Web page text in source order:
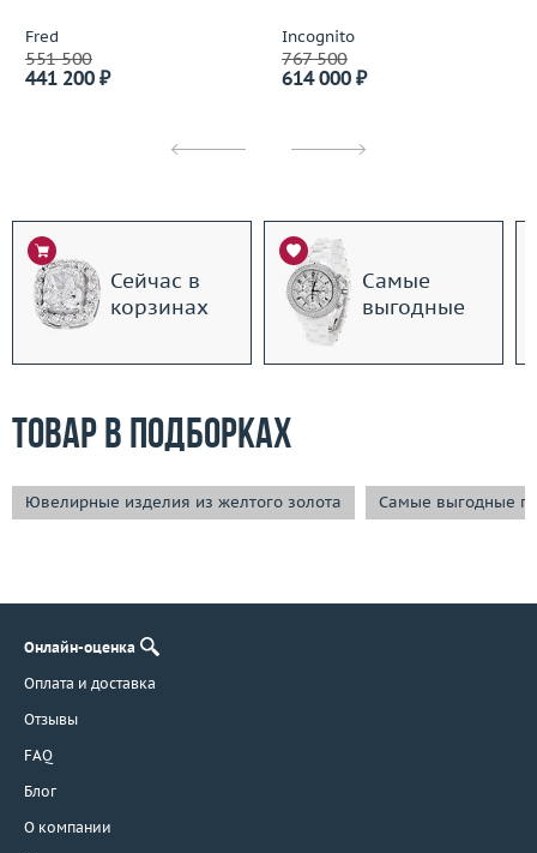
Fred
551 500
441 200 ₽
Incognito
767 500
614 000 ₽
Сейчас в
корзинах
Самые
выгодные
Товар в подборках
Ювелирные изделия из желтого золота Самые выгодные
Онлайн-оценка
Оплата и доставка
Отзывы
FAQ
Блог
О компании